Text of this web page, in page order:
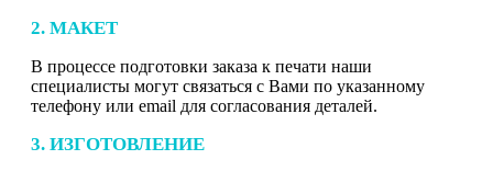
2. МАКЕТ
В процессе подготовки заказа к печати наши
специалисты могут связаться с Вами по указанному
телефону или email для согласования деталей.
3. ИЗГОТОВЛЕНИЕ